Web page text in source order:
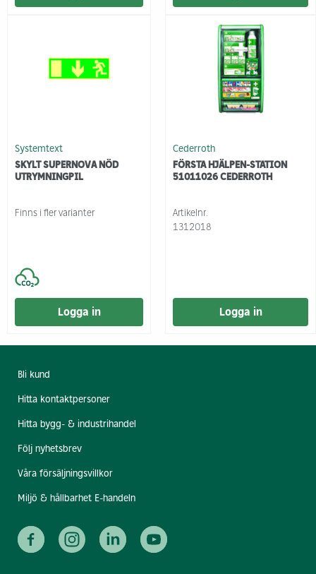
Systemtext
SKYLT SUPERNOVA NÖD
UTRYMNINGPIL
Finns i fler varianter
Logga in
Cederroth
FÖRSTA HJÄLPEN-STATION
51011026 CEDERROTH
Artikelnr.
1312018
Logga in
Bli kund
Hitta kontaktpersoner
Hitta bygg- & industrihandel
Följ nyhetsbrev
Våra försäljningsvillkor
Miljö & hållbarhet E-handeln